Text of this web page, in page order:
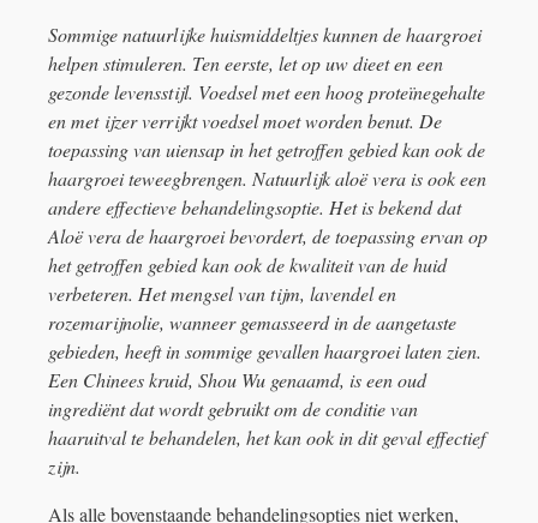
Sommige natuurlijke huismiddeltjes kunnen de haargroei
helpen stimuleren. Ten eerste, let op uw dieet en een
gezonde levensstijl. Voedsel met een hoog proteïnegehalte
en met ijzer verrijkt voedsel moet worden benut. De
toepassing van uiensap in het getroffen gebied kan ook de
haargroei teweegbrengen. Natuurlijk aloë vera is ook een
andere effectieve behandelingsoptie. Het is bekend dat
Aloë vera de haargroei bevordert, de toepassing ervan op
het getroffen gebied kan ook de kwaliteit van de huid
verbeteren. Het mengsel van tijm, lavendel en
rozemarijnolie, wanneer gemasseerd in de aangetaste
gebieden, heeft in sommige gevallen haargroei laten zien.
Een Chinees kruid, Shou Wu genaamd, is een oud
ingrediënt dat wordt gebruikt om de conditie van
haaruitval te behandelen, het kan ook in dit geval effectief
zijn.
Als alle bovenstaande behandelingsopties niet werken,